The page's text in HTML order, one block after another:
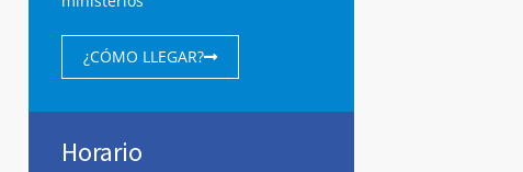
¿CÓMO LLEGAR?
Horario